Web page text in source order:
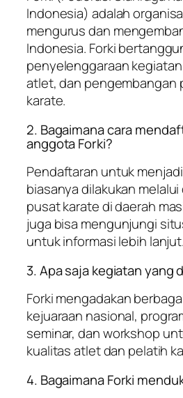
Indonesia) adalah
mengurus dan
Indonesia. Forki
penyelenggaraan
atlet, dan pengembangan
karate.
2. Bagaimana cara
anggota Forki?
Pendaftaran untuk
biasanya dilakukan
pusat karate di daerah
juga bisa mengunjungi
untuk informasi lebih lanjut.
3. Apa saja kegiatan yang
Forki mengadakan
kejuaraan nasional,
seminar, dan workshop
kualitas atlet dan pelatih
4. Bagaimana Forki